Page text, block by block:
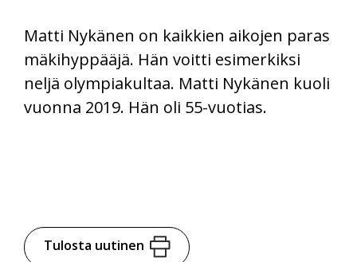
Matti Nykänen on kaikkien aikojen paras
mäkihyppääjä. Hän voitti esimerkiksi
neljä olympiakultaa. Matti Nykänen kuoli
vuonna 2019. Hän oli 55-vuotias.
Tulosta uutinen